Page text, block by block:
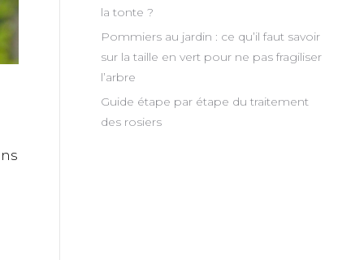
la tonte ?
Pommiers au jardin : ce qu’il faut savoir
sur la taille en vert pour ne pas fragiliser
l’arbre
Guide étape par étape du traitement
des rosiers